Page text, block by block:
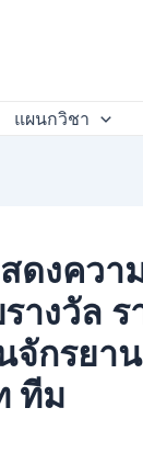
แผนกวิชา
ดงควา
างวัล ร
จักรยา
ทีม